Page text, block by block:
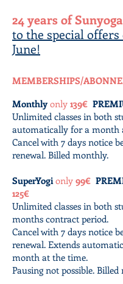
24 years of Sunyoga
to the special
June!
MEMBERSHIPS/
Monthlyonly 139€
Unlimited classes in both
automatically for a month
Cancel with 7 days notice
renewal. Billed monthly.
SuperYogionly 99€
125€
Unlimited classes in both
months contract period.
Cancel with 7 days notice
renewal. Extends
month at the time.
Pausing not possible. Billed